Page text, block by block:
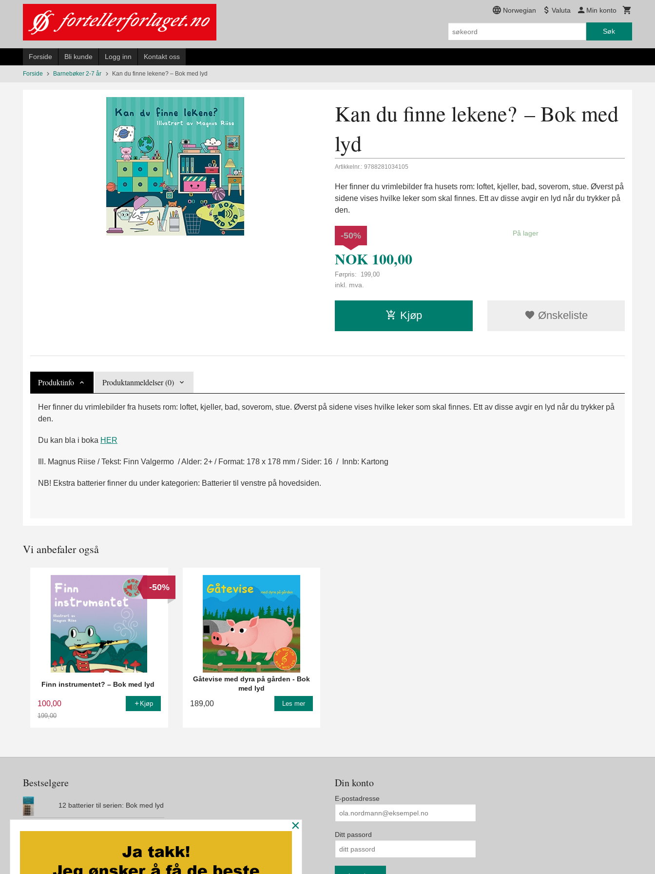
innholdet
Norwegian Valuta Min konto
Søk
Forside Bli kunde Logg inn Kontakt oss
Forside Barnebøker 2-7 år Kan du finne lekene? – Bok med lyd
Kan du finne lekene? – Bok med
lyd
Artikkelnr.: 9788281034105
Her finner du vrimlebilder fra husets rom: loftet, kjeller, bad, soverom, stue. Øverst på
sidene vises hvilke leker som skal finnes. Ett av disse avgir en lyd når du trykker på
den.
NOK 100,00
Førpris: 199,00
Rabatt
-50%
inkl. mva.
På lager
Kjøp Ønskeliste
Produktinfo Produktanmeldelser (0)
Her finner du vrimlebilder fra husets rom: loftet, kjeller, bad, soverom, stue. Øverst på sidene vises hvilke leker som skal finnes. Ett av disse avgir en lyd når du trykker på
den.
Du kan bla i boka HER
Ill. Magnus Riise / Tekst: Finn Valgermo / Alder: 2+ / Format: 178 x 178 mm / Sider: 16 / Innb: Kartong
NB! Ekstra batterier finner du under kategorien: Batterier til venstre på hovedsiden.
Vi anbefaler også
Finn instrumentet? – Bok med lyd
100,00
199,00
-50%
Kjøp
Gåtevise med dyra på gården - Bok
med lyd
189,00 Les mer
Bestselgere
12 batterier til serien: Bok med lyd
Den magiske øya
City Maze - London - Brettspill
Din konto
E-postadresse
Ditt passord
×